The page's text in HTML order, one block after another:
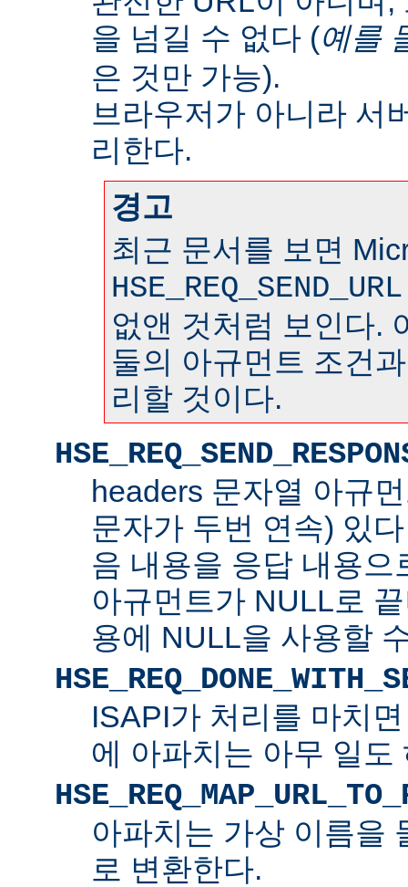
을 넘길 수 없다 (예를
은 것만 가능).
브라우저가 아니라 서
리한다.
경고
최근 문서를 보면
HSE_REQ_SEND_URL
없앤 것처럼 보인다.
둘의 아규먼트 조건
리할 것이다.
headers 문자열 아규
문자가 두번 연속) 있
음 내용을 응답 내용
아규먼트가 NULL로
용에 NULL을 사용할
ISAPI가 처리를 마치
에 아파치는 아무 일도
아파치는 가상 이름을
로 변환한다.